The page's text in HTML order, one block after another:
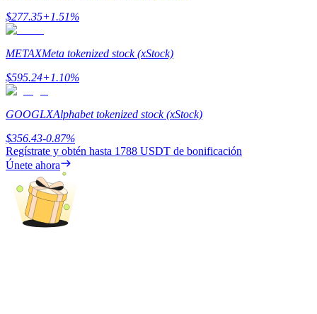
Launchpool
$277.35+1.51%
METAXMeta tokenized stock (xStock)
$595.24+1.10%
GOOGLXAlphabet tokenized stock (xStock)
$356.43-0.87%
Regístrate y obtén hasta 1788 USDT de bonificación
Únete ahora